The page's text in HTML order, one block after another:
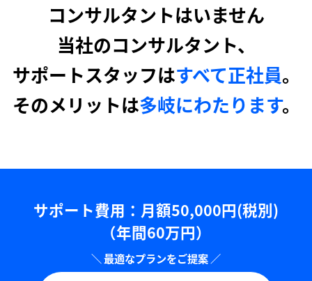
コンサルタントはいません
当社のコンサルタント、
サポートスタッフはすべて正社員。
そのメリットは多岐にわたります。
サポート費用：⽉額50,000円(税別)
（年間60万円）